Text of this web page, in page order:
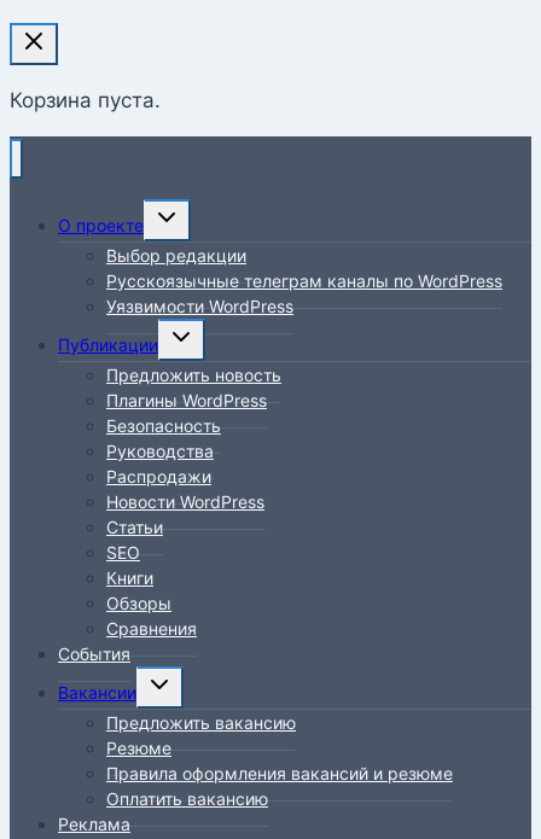
Корзина пуста.
О проекте
Переключить
дочернее
меню
Выбор редакции
Русскоязычные телеграм каналы по WordPress
Уязвимости WordPress
Публикации
Переключить
дочернее
меню
Предложить новость
Плагины WordPress
Безопасность
Руководства
Распродажи
Новости WordPress
Статьи
SEO
Книги
Обзоры
Сравнения
События
Вакансии
Переключить
дочернее
меню
Предложить вакансию
Резюме
Правила оформления вакансий и резюме
Оплатить вакансию
Реклама